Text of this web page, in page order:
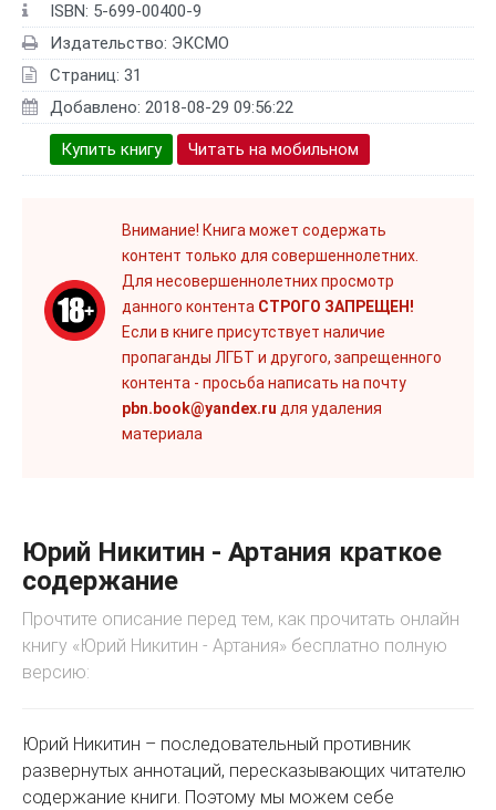
ISBN: 5-699-00400-9
Издательство: ЭКСМО
Страниц: 31
Добавлено: 2018-08-29 09:56:22
Купить книгу Читать на мобильном
Внимание! Книга может содержать
контент только для совершеннолетних.
Для несовершеннолетних просмотр
данного контента СТРОГО ЗАПРЕЩЕН!
Если в книге присутствует наличие
пропаганды ЛГБТ и другого, запрещенного
контента - просьба написать на почту
pbn.book@yandex.ru для удаления
материала
Юрий Никитин - Артания краткое
содержание
Прочтите описание перед тем, как прочитать онлайн
книгу «Юрий Никитин - Артания» бесплатно полную
версию:
Юрий Никитин – последовательный противник
развернутых аннотаций, пересказывающих читателю
содержание книги. Поэтому мы можем себе